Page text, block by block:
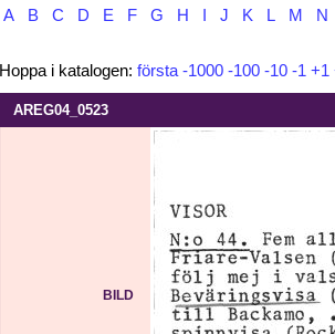
A B C D E F G H J K L M N
Hoppa i katalogen: första -1000 -100 -10 -1 +1
AREG04_0523
BILD